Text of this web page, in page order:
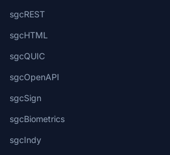
sgcREST
sgcHTML
sgcQUIC
sgcOpenAPI
sgcSign
sgcBiometrics
sgcIndy